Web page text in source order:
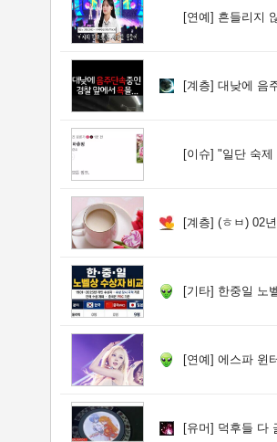
[연예] 흔들리지 않고
[계층] 대낮에 음
[이슈] "일단 숙제 끝"…이동
[계층] (ㅎㅂ) 02
[기타] 한중일 노
[연예] 에스파 윈
[유머] 덕후들 다